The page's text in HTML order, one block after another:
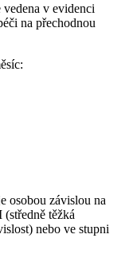
v evidenci
na přechodnou
osobou závislou na
těžká
nebo ve stupni